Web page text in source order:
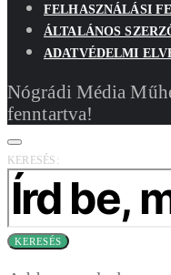
FELHASZNÁLÁSI
ÁLTALÁNOS
ADATVÉDELMI
Nógrádi Média
fenntartva!
KERESÉS:
KERESÉS